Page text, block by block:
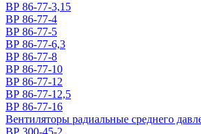
ВР 86-77-3,15
ВР 86-77-4
ВР 86-77-5
ВР 86-77-6,3
ВР 86-77-8
ВР 86-77-10
ВР 86-77-12
ВР 86-77-12,5
ВР 86-77-16
Вентиляторы радиальные среднего
ВР 300-45-2